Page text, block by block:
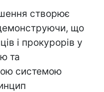
створює
що
і прокурорів у
та
системою